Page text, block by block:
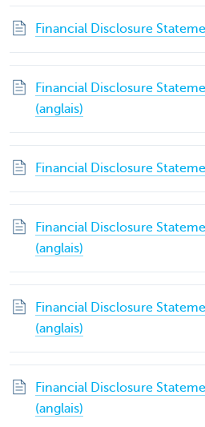
Financial Disclosure
Financial Disclosure
(anglais)
Financial Disclosure
Financial Disclosure
(anglais)
Financial Disclosure
(anglais)
Financial Disclosure
(anglais)